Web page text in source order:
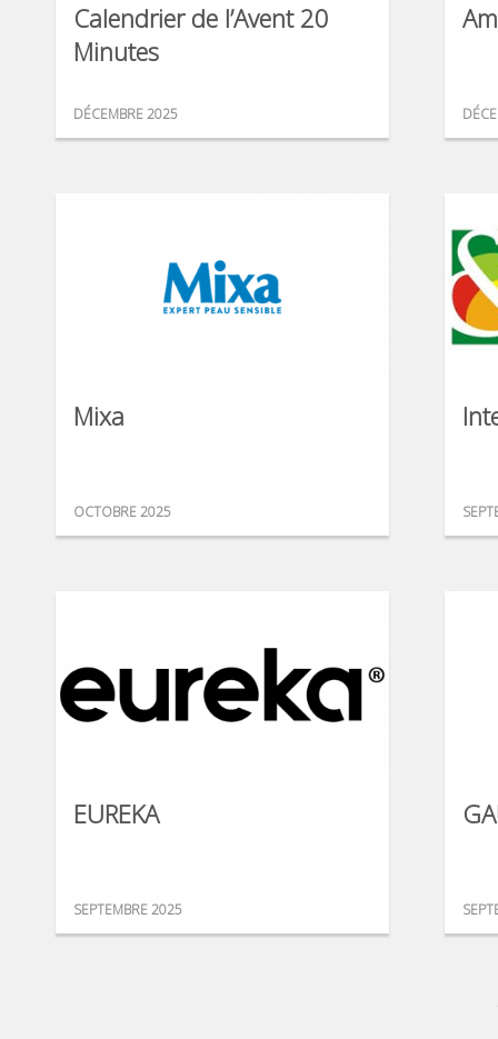
Calendrier de l’Avent 20
Minutes
DÉCEMBRE 2025
Mixa
OCTOBRE 2025
EUREKA
SEPTEMBRE 2025